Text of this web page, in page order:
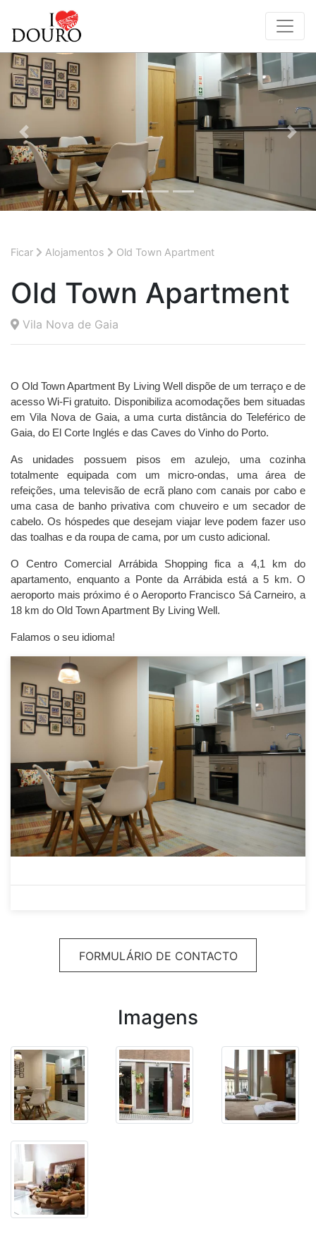
Anterior
Ficar Alojamentos Old Town Apartment
Old Town Apartment
Vila Nova de Gaia
O Old Town Apartment By Living Well dispõe de um terraço e de
acesso Wi-Fi gratuito. Disponibiliza acomodações bem situadas
em Vila Nova de Gaia, a uma curta distância do Teleférico de
Gaia, do El Corte Inglés e das Caves do Vinho do Porto.
As unidades possuem pisos em azulejo, uma cozinha
totalmente equipada com um micro-ondas, uma área de
refeições, uma televisão de ecrã plano com canais por cabo e
uma casa de banho privativa com chuveiro e um secador de
cabelo. Os hóspedes que desejam viajar leve podem fazer uso
das toalhas e da roupa de cama, por um custo adicional.
O Centro Comercial Arrábida Shopping fica a 4,1 km do
apartamento, enquanto a Ponte da Arrábida está a 5 km. O
aeroporto mais próximo é o Aeroporto Francisco Sá Carneiro, a
18 km do Old Town Apartment By Living Well.
Falamos o seu idioma!
FORMULÁRIO DE CONTACTO
Imagens